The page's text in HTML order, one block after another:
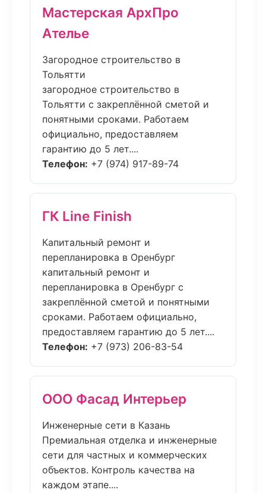
Мастерская АрхПро
Ателье
Загородное строительство в
Тольятти
загородное строительство в
Тольятти с закреплённой сметой и
понятными сроками. Работаем
официально, предоставляем
гарантию до 5 лет....
Телефон: +7 (974) 917-89-74
ГК Line Finish
Капитальный ремонт и
перепланировка в Оренбург
капитальный ремонт и
перепланировка в Оренбург с
закреплённой сметой и понятными
сроками. Работаем официально,
предоставляем гарантию до 5 лет....
Телефон: +7 (973) 206-83-54
ООО Фасад Интерьер
Инженерные сети в Казань
Премиальная отделка и инженерные
сети для частных и коммерческих
объектов. Контроль качества на
каждом этапе....